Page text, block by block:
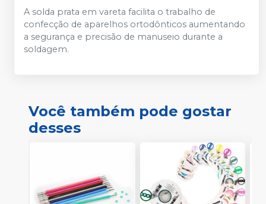
A solda prata em vareta facilita o trabalho de
confecção de aparelhos ortodônticos aumentando
a segurança e precisão de manuseio durante a
soldagem.
Você também pode gostar
desses